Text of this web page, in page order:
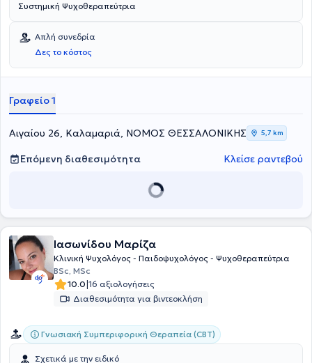
Συστημική Ψυχοθεραπεύτρια
Απλή συνεδρία
Δες το κόστος
Γραφείο 1
Αιγαίου 26, Καλαμαριά, ΝΟΜΟΣ ΘΕΣΣΑΛΟΝΙΚΗΣ 5,7 km
Επόμενη διαθεσιμότητα Κλείσε ραντεβού
Ιασωνίδου Μαρίζα
Κλινική Ψυχολόγος - Παιδοψυχολόγος - Ψυχοθεραπεύτρια
BSc, MSc
10.0|16 αξιολογήσεις
Διαθεσιμότητα για βιντεοκλήση
Γνωσιακή Συμπεριφορική Θεραπεία (CBT)
Σχετικά με την ειδικό